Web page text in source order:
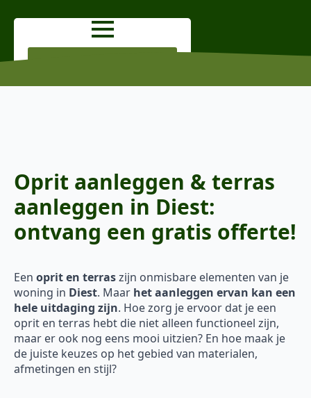
Oprit aanleggen & terras
aanleggen in Diest:
ontvang een gratis offerte!
Een oprit en terraszijn onmisbare elementen van je
woning in Diest. Maar het aanleggen ervan kan een
hele uitdaging zijn. Hoe zorg je ervoor dat je een
oprit en terras hebt die niet alleen functioneel zijn,
maar er ook nog eens mooi uitzien? En hoe maak je
de juiste keuzes op het gebied van materialen,
afmetingen en stijl?